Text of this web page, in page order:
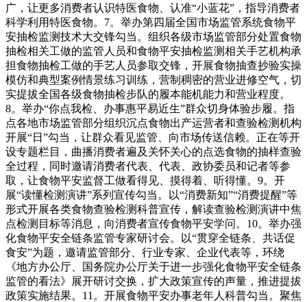
广，让更多消费者认识特医食物、认准“小蓝花”，指导消费者
科学利用特医食物。7。举办第四届全国市场监管系统食物平
安抽检监测技术大交锋勾当。组织各级市场监管部分处置食物
抽检相关工做的监管人员和食物平安抽检监测相关手艺机构承
担食物抽检工做的手艺人员参取交锋，开展食物抽查抄验实操
模仿和典型案例情景练习训练，营制稠密的营业进修空气，切
实提拔全国各级食物抽检步队的履本能机能力和营业程度。
8。举办“你点我检、办事惠平易近生”群众切身体验步履。指
点各地市场监管部分组织沉点食物出产运营者和查验检测机构
开展“日”勾当，让群众看见监管、向市场传送信赖。正在等开
设专题栏目，曲播消费者遍及关怀关心的点选食物的抽样查验
全过程，同时邀请消费者代表、代表、政协委员和记者等参
取，让食物平安监督工做看得见、摸得着、听得懂。9。开
展“读懂检测演讲”系列宣传勾当。以“消费新知”“消费提醒”等
形式开展各类食物查验检测科普宣传，解读查验检测演讲中焦
点检测目标等消息，向消费者宣传食物平安学问。10。举办强
化食物平安全链条监管专家研讨会。以“贯穿全链条、共话促
食安”为题，邀请监管部分、行业专家、企业代表等，环绕
《地方办公厅、国务院办公厅关于进一步强化食物平安全链条
监管的看法》展开研讨交换，扩大政策宣传的声量，推进提拔
政策实施结果。11。开展食物平安办事老年人科普勾当。聚焦